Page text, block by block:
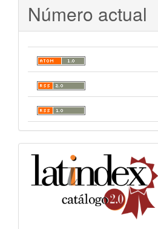
Número actual
indexacion